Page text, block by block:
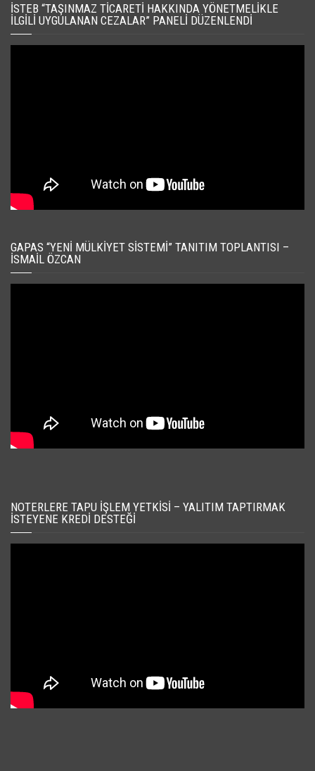
İSTEB “TAŞINMAZ TICARETI HAKKINDA YÖNETMELIKLE
İLGILI UYGULANAN CEZALAR” PANELI DÜZENLENDI
GAPAS “YENI MÜLKIYET SISTEMI” TANITIM TOPLANTISI –
İSMAIL ÖZCAN
NOTERLERE TAPU İŞLEM YETKISI – YALITIM TAPTIRMAK
İSTEYENE KREDI DESTEĞI